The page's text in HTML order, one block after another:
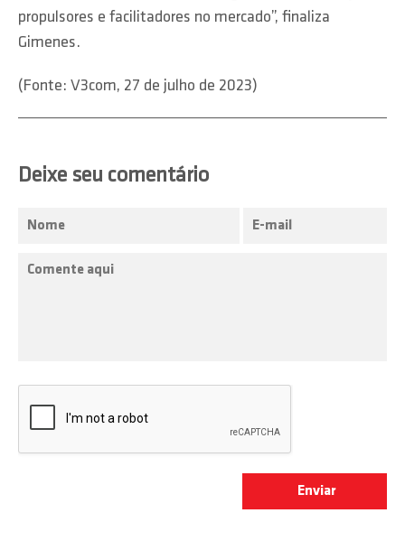
propulsores e facilitadores no mercado”, finaliza
Gimenes.
(Fonte: V3com, 27 de julho de 2023)
Deixe seu comentário